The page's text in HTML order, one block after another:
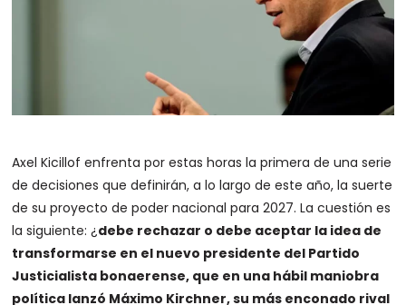
Axel Kicillof enfrenta por estas horas la primera de una serie
de decisiones que definirán, a lo largo de este año, la suerte
de su proyecto de poder nacional para 2027. La cuestión es
la siguiente: ¿debe rechazar o debe aceptar la idea de
transformarse en el nuevo presidente del Partido
Justicialista bonaerense, que en una hábil maniobra
política lanzó Máximo Kirchner, su más enconado rival